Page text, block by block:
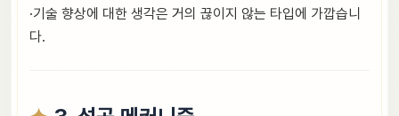
·기술 향상에 대한 생각은 거의 끊이지 않는 타입에 가깝습니
다.